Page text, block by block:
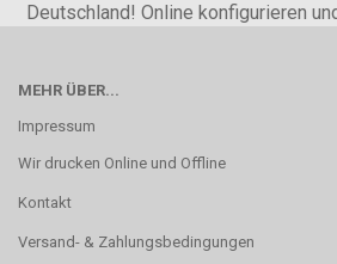
Deutschland! Online konfigurieren
MEHR ÜBER...
Impressum
Wir drucken Online und Offline
Kontakt
Versand- & Zahlungsbedingungen